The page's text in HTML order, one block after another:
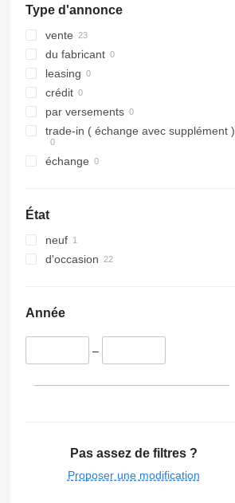
Vito
Type d'annonce
vente
du fabricant
leasing
crédit
par versements
trade-in ( échange avec supplément )
échange
État
neuf
d'occasion
Année
–
Pas assez de filtres ?
Proposer une modification